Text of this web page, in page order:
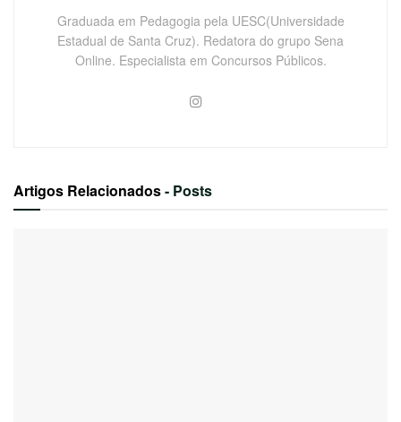
Graduada em Pedagogia pela UESC(Universidade
Estadual de Santa Cruz). Redatora do grupo Sena
Online. Especialista em Concursos Públicos.
Artigos Relacionados- Posts